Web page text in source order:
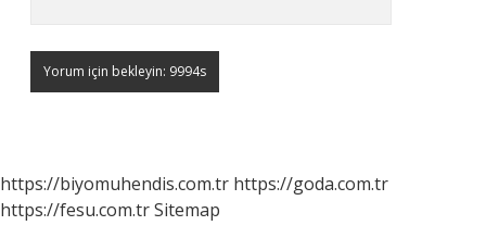
https://biyomuhendis.com.tr https://goda.com.tr
https://fesu.com.trSitemap